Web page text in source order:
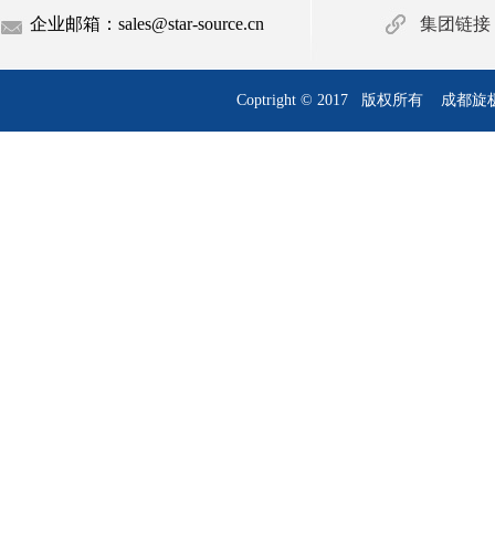
企业邮箱：sales@star-source.cn 集团链接
Coptright © 2017 版权所有 成都旋